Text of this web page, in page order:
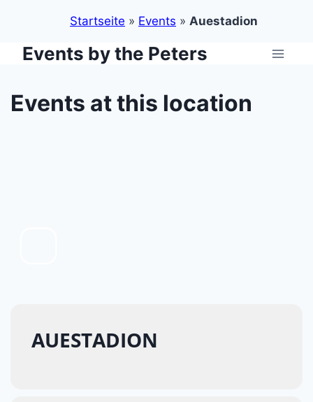
Startseite » Events » Auestadion
ZumEvents by the Peters
Events at this location
AUESTADION